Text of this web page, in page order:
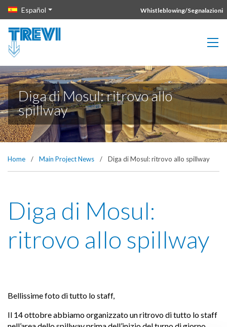
Vai direttamente al contenuto della pagina.
Español Whistleblowing/Segnalazioni
Diga di Mosul: ritrovo allo
spillway
Home / Main Project News / Diga di Mosul: ritrovo allo spillway
Diga di Mosul:
ritrovo allo spillway
Bellissime foto di tutto lo staff,
Il 14 ottobre abbiamo organizzato un ritrovo di tutto lo staff